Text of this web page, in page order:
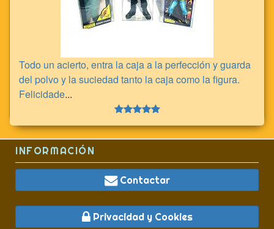
Todo un acierto, entra la caja a la perfección y guarda
del polvo y la suciedad tanto la caja como la figura.
Felicidade...
INFORMACIÓN
Contactar
Privacidad y Cookies